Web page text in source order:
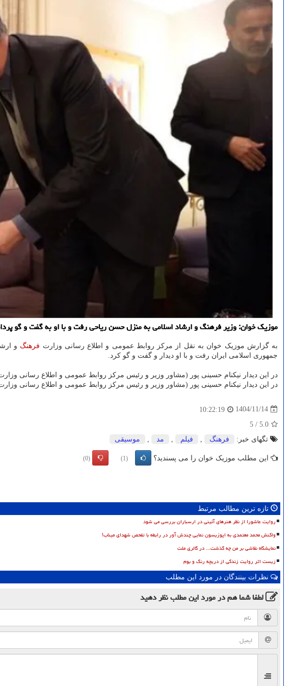
موزیک خوان: وزیر فرهنگ و ارشاد اسلامی به منزل حسن ریاحی رفت و با او به گفت و گو
به گزارش موزیک خوان به نقل از مرکز روابط عمومی و اطلاع رسانی وزارت فرهنگ
جمهوری اسلامی ایران رفت و با او دیدار و گفت و گو کرد.
️در این دیدار نیکنام حسینی پور (مشاور وزیر و رئیس مرکز روابط عمومی و اطلاع رسانی
️در این دیدار نیکنام حسینی پور (مشاور وزیر و رئیس مرکز روابط عمومی و اطلاع رسانی
1404/11/14
10:22:19
5.0
/
5
تگهای خبر:
فرهنگ , فیلم , مد , موسیقی
این مطلب موزیک خوان را می پسندید؟ (1)
(0)
تازه ترین مطالب مرتبط
روایت عاشورا از نظر هنرهای آئینی در ارسباران بررسی می شود
واکنش محمد معتمدی به اپوزیسون نمایی چندش آور در رابطه با تفحص شهدای میناب!
نمایشگاه نقاشی بر من چه گذشت... در گالری ملت
زیست اثر روایت زندگی از دریچه رنگ و بوم
نظرات بینندگان در مورد این مطلب
لطفا شما همدر مورد این مطلبنظر دهید